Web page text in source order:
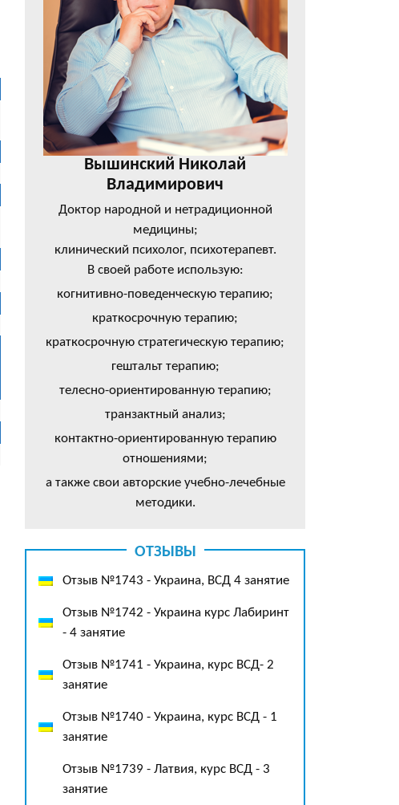
Вышинский Николай
Владимирович
Доктор народной и нетрадиционной
медицины;
клинический психолог, психотерапевт.
В своей работе использую:
когнитивно-поведенческую терапию;
краткосрочную терапию;
краткосрочную стратегическую терапию;
гештальт терапию;
телесно-ориентированную терапию;
транзактный анализ;
контактно-ориентированную терапию
отношениями;
а также свои авторские учебно-лечебные
методики.
ОТЗЫВЫ
Отзыв №1743 - Украина, ВСД 4 занятие
Отзыв №1742 - Украина курс Лабиринт
- 4 занятие
Отзыв №1741 - Украина, курс ВСД- 2
занятие
Отзыв №1740 - Украина, курс ВСД - 1
занятие
Отзыв №1739 - Латвия, курс ВСД - 3
занятие